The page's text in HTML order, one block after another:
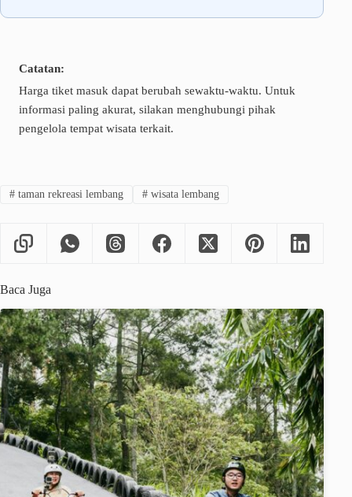
Catatan:
Harga tiket masuk dapat berubah sewaktu-waktu. Untuk
informasi paling akurat, silakan menghubungi pihak
pengelola tempat wisata terkait.
#taman rekreasi lembang #wisata lembang
Baca Juga